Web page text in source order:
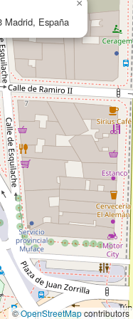
Madrid, España
×
©OpenStreetMapcontributors